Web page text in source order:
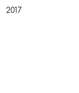
2017